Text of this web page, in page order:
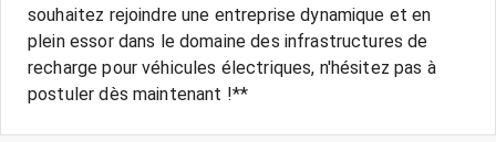
souhaitez rejoindre une entreprise dynamique et en
plein essor dans le domaine des infrastructures de
recharge pour véhicules électriques, n'hésitez pas à